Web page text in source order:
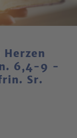
6,4-9 -
Sr.